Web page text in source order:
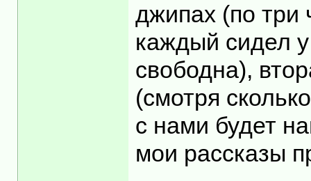
джипах (по три
каждый сидел
свободна),
(смотря
с нами будет
мои рассказы